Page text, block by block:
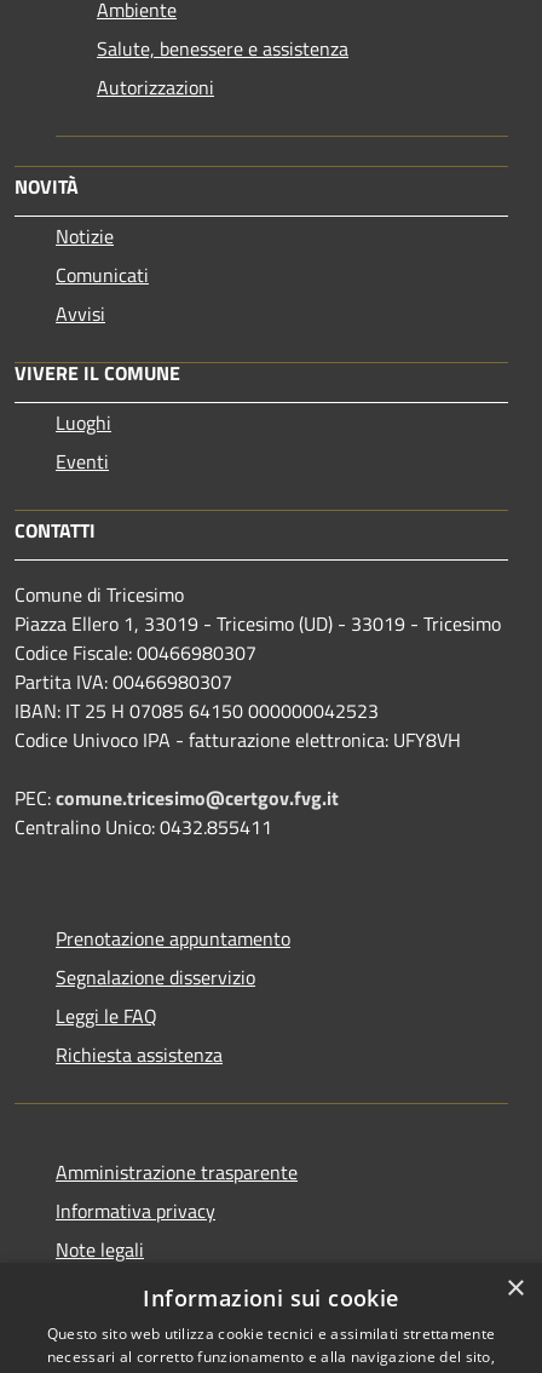
Ambiente
Salute, benessere e assistenza
Autorizzazioni
NOVITÀ
Notizie
Comunicati
Avvisi
VIVERE IL COMUNE
Luoghi
Eventi
CONTATTI
Comune di Tricesimo
Piazza Ellero 1, 33019 - Tricesimo (UD) - 33019 - Tricesimo
Codice Fiscale: 00466980307
Partita IVA: 00466980307
IBAN: IT 25 H 07085 64150 000000042523
Codice Univoco IPA - fatturazione elettronica: UFY8VH
PEC:comune.tricesimo@certgov.fvg.it
Centralino Unico: 0432.855411
Prenotazione appuntamento
Segnalazione disservizio
Leggi le FAQ
Richiesta assistenza
Amministrazione trasparente
Informativa privacy
Note legali
Dichiarazione di accessibilità
×
Informazioni sui cookie
Questo sito web utilizza cookie tecnici e assimilati strettamente
necessari al corretto funzionamento e alla navigazione del sito,